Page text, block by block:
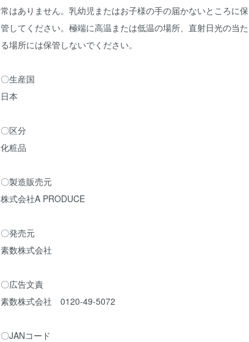
常はありません。乳幼児またはお子様の手の届かないところに保
管してください。極端に高温または低温の場所、直射日光の当た
る場所には保管しないでください。
〇生産国
日本
〇区分
化粧品
〇製造販売元
株式会社A PRODUCE
〇発売元
素数株式会社
〇広告文責
素数株式会社 0120-49-5072
〇JANコード